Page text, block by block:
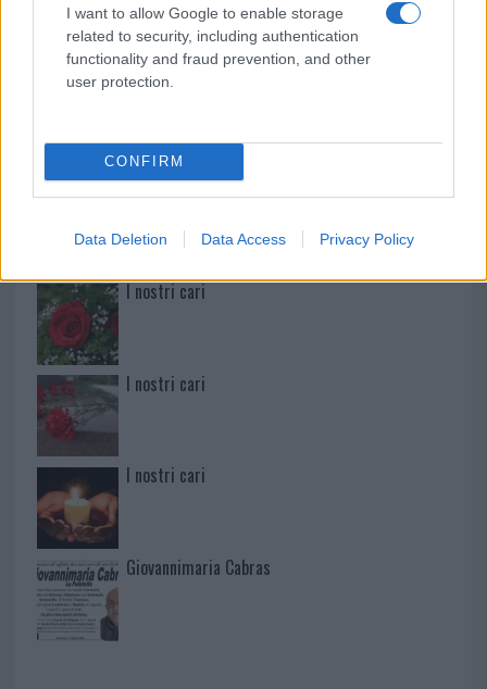
I want to allow Google to enable storage
related to security, including authentication
functionality and fraud prevention, and other
user protection.
CONFIRM
Data Deletion Data Access Privacy Policy
Mario Malu
Martina Agostina Diturco
I nostri cari
I nostri cari
I nostri cari
Giovannimaria Cabras